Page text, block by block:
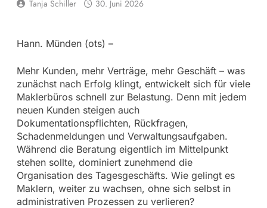
Tanja Schiller 30. Juni 2026
Hann. Münden (ots) –
Mehr Kunden, mehr Verträge, mehr Geschäft – was
zunächst nach Erfolg klingt, entwickelt sich für viele
Maklerbüros schnell zur Belastung. Denn mit jedem
neuen Kunden steigen auch
Dokumentationspflichten, Rückfragen,
Schadenmeldungen und Verwaltungsaufgaben.
Während die Beratung eigentlich im Mittelpunkt
stehen sollte, dominiert zunehmend die
Organisation des Tagesgeschäfts. Wie gelingt es
Maklern, weiter zu wachsen, ohne sich selbst in
administrativen Prozessen zu verlieren?